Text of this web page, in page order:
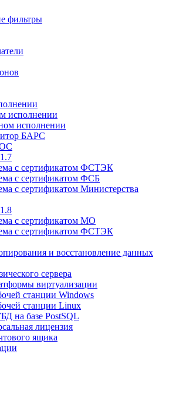
фильтры
исполнении
исполнении
БАРС
с сертификатом ФСТЭК
с сертификатом ФСБ
с сертификатом Министерства
с сертификатом МО
с сертификатом ФСТЭК
и восстановление данных
сервера
виртуализации
станции Windows
станции Linux
на базе PostSQL
лицензия
ящика